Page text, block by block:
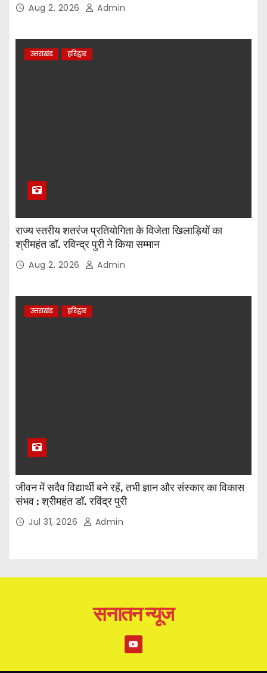
Aug 2, 2026 Admin
उत्तराखंड हरिद्वार
राज्य स्तरीय शतरंज प्रतियोगिता के विजेता खिलाड़ियों का
श्रीमहंत डॉ. रविन्द्र पुरी ने किया सम्मान
Aug 2, 2026 Admin
उत्तराखंड हरिद्वार
जीवन में सदैव विद्यार्थी बने रहें, तभी ज्ञान और संस्कार का विकास
संभव : श्रीमहंत डॉ. रविंद्र पुरी
Jul 31, 2026 Admin
सनातन न्यूज